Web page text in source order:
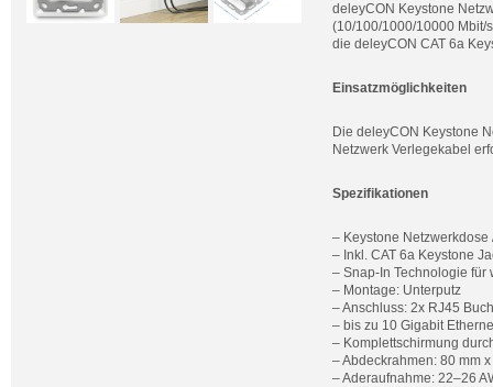
deleyCON Keystone
(10/100/1000/10000 Mbit/
die deleyCON CAT 6a
Einsatzmöglichkeiten
Die deleyCON Keystone
Netzwerk Verlegekabel
Spezifikationen
– Keystone Netzwerkdose
– Inkl. CAT 6a Keystone
– Snap-In Technologie für
– Montage: Unterputz
– Anschluss: 2x RJ45
– bis zu 10 Gigabit
– Komplettschirmung
– Abdeckrahmen: 80 mm
– Aderaufnahme: 22–26